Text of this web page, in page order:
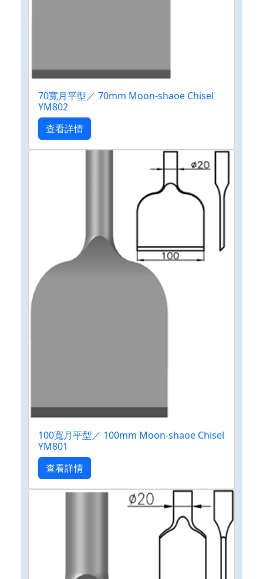
70寬月平型／ 70mm Moon-shaoe Chisel
YM802
查看詳情
100寬月平型／ 100mm Moon-shaoe Chisel
YM801
查看詳情